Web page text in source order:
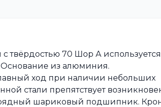
твёрдостью 70 Шор А
из алюминия.
ход при наличии небольших
стали препятствует
шариковый подшипник.